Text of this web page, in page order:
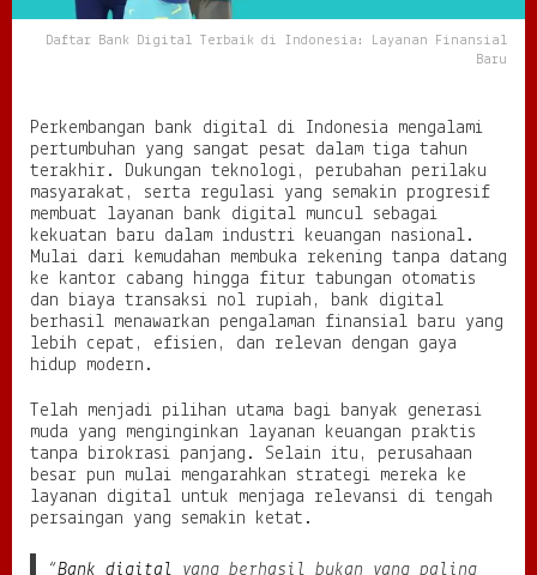
a
n
d
n
e
s
i
a
:
L
a
n
a
n
F
i
Daftar Bank Digital Terbaik di Indonesia: Layanan Finansial
Baru
Perkembangan bank digital di Indonesia mengalami
pertumbuhan yang sangat pesat dalam tiga tahun
terakhir. Dukungan teknologi, perubahan perilaku
masyarakat, serta regulasi yang semakin progresif
membuat layanan bank digital muncul sebagai
kekuatan baru dalam industri keuangan nasional.
Mulai dari kemudahan membuka rekening tanpa datang
ke kantor cabang hingga fitur tabungan otomatis
dan biaya transaksi nol rupiah, bank digital
berhasil menawarkan pengalaman finansial baru yang
lebih cepat, efisien, dan relevan dengan gaya
hidup modern.
Telah menjadi pilihan utama bagi banyak generasi
muda yang menginginkan layanan keuangan praktis
tanpa birokrasi panjang. Selain itu, perusahaan
besar pun mulai mengarahkan strategi mereka ke
layanan digital untuk menjaga relevansi di tengah
persaingan yang semakin ketat.
“Bank digital yang berhasil bukan yang paling